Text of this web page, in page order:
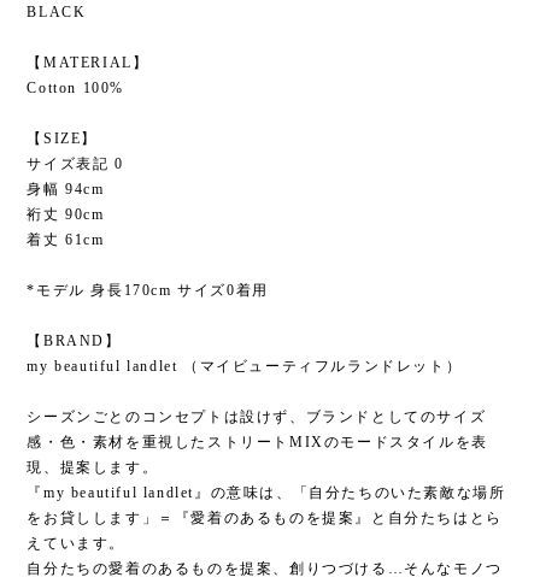
BLACK
【MATERIAL】
Cotton 100%
【SIZE】
サイズ表記 0
身幅 94cm
裄丈 90cm
着丈 61cm
*モデル 身長170cm サイズ0着用
【BRAND】
my beautiful landlet （マイビューティフルランドレット）
シーズンごとのコンセプトは設けず、ブランドとしてのサイズ
感・色・素材を重視したストリートMIXのモードスタイルを表
現、提案します。
『my beautiful landlet』の意味は、「自分たちのいた素敵な場所
をお貸しします」＝『愛着のあるものを提案』と自分たちはとら
えています。
自分たちの愛着のあるものを提案、創りつづける…そんなモノつ